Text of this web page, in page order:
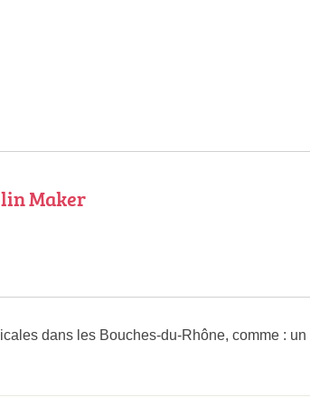
Maker
dans les Bouches-du-Rhône, comme : un